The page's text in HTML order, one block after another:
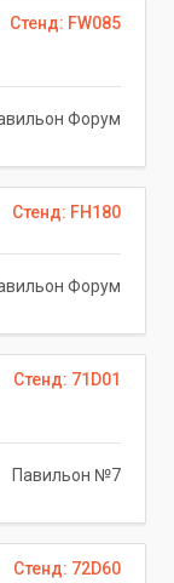
Стенд: FW085
Форум
Стенд: FH180
Форум
Стенд: 71D01
Павильон №7
Стенд: 72D60